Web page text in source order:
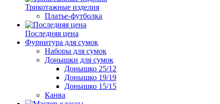
Трикотажные изделия
Платье-футболка
Последняя цена
Фурнитура для сумок
Наборы для сумок
Донышки для сумок
Донышко 25/12
Донышко 19/19
Донышко 15/15
Канва